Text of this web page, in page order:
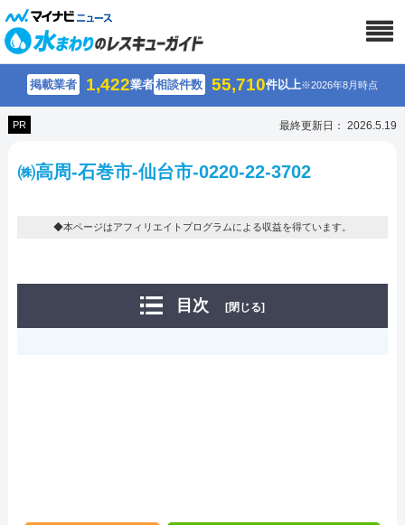
掲載業者 1,422業者相談件数 55,710件以上※2026年8月時点
PR 最終更新日： 2026.5.19
㈱高周-石巻市-仙台市-0220-22-3702
◆本ページはアフィリエイトプログラムによる収益を得ています。
目次 [閉じる]